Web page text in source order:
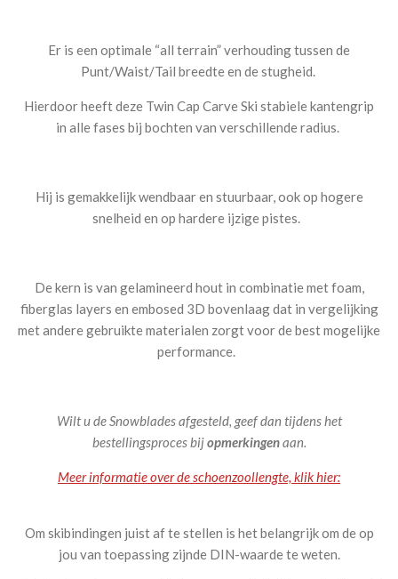
Er is een optimale “all terrain” verhouding tussen de
Punt/Waist/Tail breedte en de stugheid.
Hierdoor heeft deze Twin Cap Carve Ski stabiele kantengrip
in alle fases bij bochten van verschillende radius.
Hij is gemakkelijk wendbaar en stuurbaar, ook op hogere
snelheid en op hardere ijzige pistes.
De kern is van gelamineerd hout in combinatie met foam,
fiberglas layers en embosed 3D bovenlaag dat in vergelijking
met andere gebruikte materialen zorgt voor de best mogelijke
performance.
Wilt u de Snowblades afgesteld, geef dan tijdens het
bestellingsproces bijopmerkingenaan.
Meer informatie over de schoenzoollengte, klik hier:
Om skibindingen juist af te stellen is het belangrijk om de op
jou van toepassing zijnde DIN-waarde te weten.